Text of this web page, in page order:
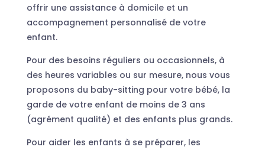
offrir une assistance à domicile et un
accompagnement personnalisé de votre
enfant.
Pour des besoins réguliers ou occasionnels, à
des heures variables ou sur mesure, nous vous
proposons du baby-sitting pour votre bébé, la
garde de votre enfant de moins de 3 ans
(agrément qualité) et des enfants plus grands.
Pour aider les enfants à se préparer, les